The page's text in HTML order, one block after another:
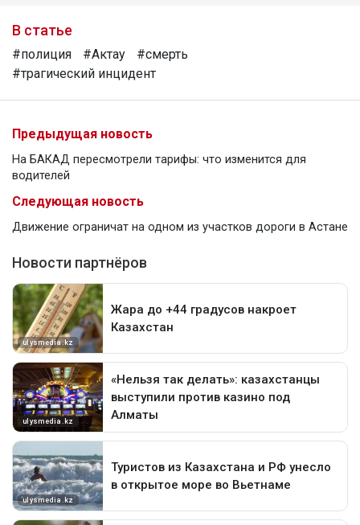
В статье
#полиция #Актау
#смерть
#трагический инцидент
Предыдущая новость
На БАКАД пересмотрели тарифы: что изменится для
водителей
Следующая новость
Движение ограничат на одном из участков дороги в Астане